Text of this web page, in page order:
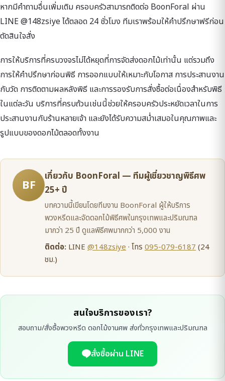
หากมีคำถามอื่นเพิ่มเติม ครอบครัวสามารถติดต่อ BoonForal ผ่าน
LINE @148zsiye ได้ตลอด 24 ชั่วโมง ทีมเราพร้อมให้คำปรึกษาฟรีก่อน
ตัดสินใจสั่ง
การให้บริการที่ครบวงจรไม่ได้หยุดที่การจัดส่งดอกไม้เท่านั้น แต่รวมถึง
การให้คำปรึกษาก่อนพิธี การออกแบบให้เหมาะกับโอกาส การประสานงาน
กับวัด การติดตามผลหลังพิธี และการรองรับการสั่งซื้อต่อเนื่องสำหรับพิธี
ในแต่ละวัน บริการที่ครบถ้วนเช่นนี้ช่วยให้ครอบครัวประหยัดเวลาในการ
ประสานงานกับร้านหลายเจ้า และยังได้รับความสม่ำเสมอในคุณภาพและ
รูปแบบของดอกไม้ตลอดทั้งงาน
BF
เกี่ยวกับ BoonForal — ทีมผู้เชี่ยวชาญพิธีศพ
25+ ปี
บทความนี้เขียนโดยทีมงาน BoonForal ผู้ให้บริการ
พวงหรีดและจัดดอกไม้พิธีศพในกรุงเทพและปริมณฑล
มากว่า 25 ปี ดูแลพิธีศพมากกว่า 5,000 งาน
ติดต่อ: LINE @148zsiye· โทร 095-079-6187(24
ชม.)
สนใจบริการของเรา?
สอบถาม/สั่งซื้อพวงหรีด ดอกไม้งานศพ ส่งทั่วกรุงเทพและปริมณฑล
สั่งซื้อผ่าน LINE